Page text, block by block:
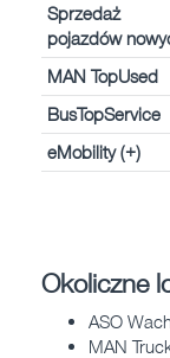
Sprzedaż
pojazdów
MAN TopUsed
BusTopService
eMobility (+)
Okoliczne
ASO
MAN